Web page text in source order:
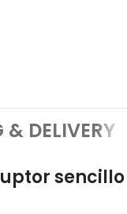
& DELIVERY
sencillo